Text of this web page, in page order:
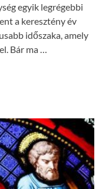
egyik legrégebbi
a keresztény év
időszaka, amely
Bár ma …